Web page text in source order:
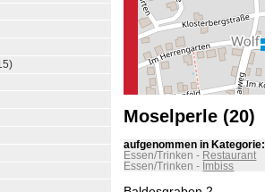
Moselperle (20)
aufgenommen in Kategorie:
Essen/Trinken - Restaurant
Essen/Trinken - Imbiss